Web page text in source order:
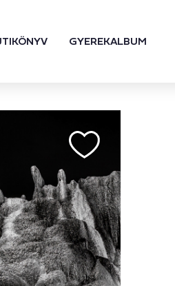
GYEREKALBUM